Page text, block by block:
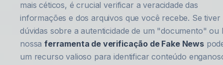
mais céticos, é crucial verificar a veracidade das
informações e dos arquivos que você recebe. Se tiver
dúvidas sobre a autenticidade de um "documento" ou
nossaferramenta de verificação de Fake News
um recurso valioso para identificar conteúdo